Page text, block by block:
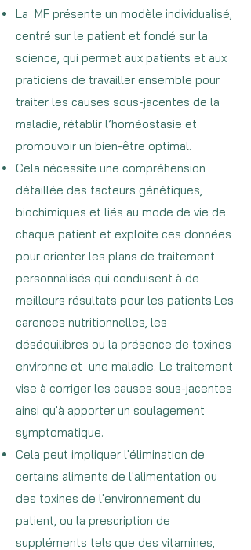
La MF présente un modèle individualisé,
centré sur le patient et fondé sur la
science, qui permet aux patients et aux
praticiens de travailler ensemble pour
traiter les causes sous-jacentes de la
maladie, rétablir l’homéostasie et
promouvoir un bien-être optimal.
Cela nécessite une compréhension
détaillée des facteurs génétiques,
biochimiques et liés au mode de vie de
chaque patient et exploite ces données
pour orienter les plans de traitement
personnalisés qui conduisent à de
meilleurs résultats pour les patients.Les
carences nutritionnelles, les
déséquilibres ou la présence de toxines
environne et une maladie. Le traitement
vise à corriger les causes sous-jacentes
ainsi qu'à apporter un soulagement
symptomatique.
Cela peut impliquer l'élimination de
certains aliments de l'alimentation ou
des toxines de l'environnement du
patient, ou la prescription de
suppléments tels que des vitamines,